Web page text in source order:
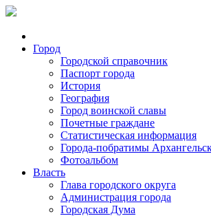
Город
Городской справочник
Паспорт города
История
География
Город воинской славы
Почетные граждане
Статистическая информация
Города-побратимы
Фотоальбом
Власть
Глава городского округа
Администрация города
Городская Дума